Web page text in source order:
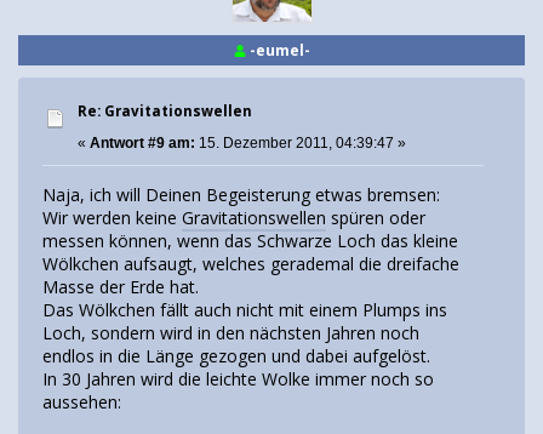
-eumel-
Re: Gravitationswellen
« Antwort #9 am: 15. Dezember 2011, 04:39:47 »
Naja, ich will Deinen Begeisterung etwas bremsen:
Wir werden keine Gravitationswellen spüren oder
messen können, wenn das Schwarze Loch das kleine
Wölkchen aufsaugt, welches gerademal die dreifache
Masse der Erde hat.
Das Wölkchen fällt auch nicht mit einem Plumps ins
Loch, sondern wird in den nächsten Jahren noch
endlos in die Länge gezogen und dabei aufgelöst.
In 30 Jahren wird die leichte Wolke immer noch so
aussehen: